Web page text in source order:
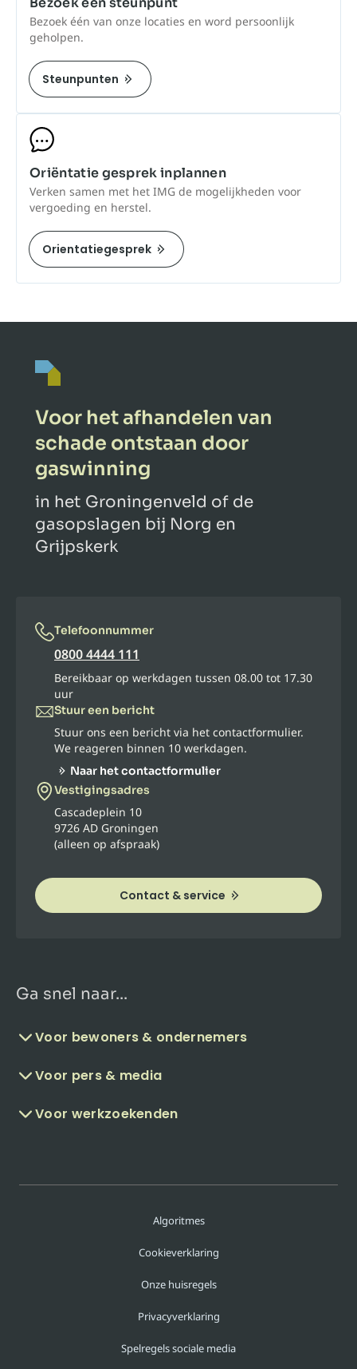
Bezoek één van onze locaties en word persoonlijk
geholpen.
Steunpunten
Oriëntatie gesprek inplannen
Verken samen met het IMG de mogelijkheden voor
vergoeding en herstel.
Orientatiegesprek
Voor het afhandelen van
schade ontstaan door
gaswinning
in het Groningenveld of de
gasopslagen bij Norg en
Grijpskerk
Telefoonnummer
0800 4444 111
Bereikbaar op werkdagen tussen 08.00 tot 17.30
uur
Stuur een bericht
Stuur ons een bericht via het contactformulier.
We reageren binnen 10 werkdagen.
Naar het contactformulier
Vestigingsadres
Cascadeplein 10
9726 AD Groningen
(alleen op afspraak)
Contact & service
Ga snel naar...
Voor bewoners & ondernemers
Voor pers & media
Voor werkzoekenden
Algoritmes
Cookieverklaring
Onze huisregels
Privacyverklaring
Spelregels sociale media